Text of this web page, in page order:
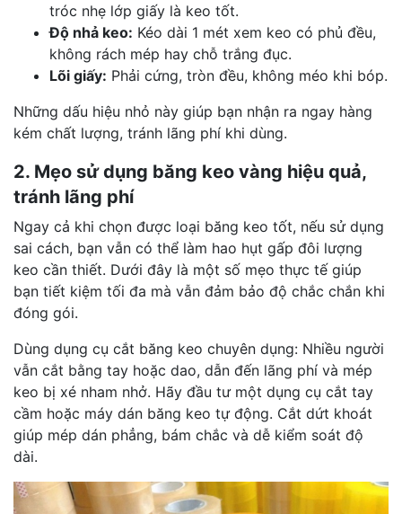
tróc nhẹ lớp giấy là keo tốt.
Độ nhả keo: Kéo dài 1 mét xem keo có phủ đều,
không rách mép hay chỗ trắng đục.
Lõi giấy: Phải cứng, tròn đều, không méo khi bóp.
Những dấu hiệu nhỏ này giúp bạn nhận ra ngay hàng
kém chất lượng, tránh lãng phí khi dùng.
2. Mẹo sử dụng băng keo vàng hiệu quả,
tránh lãng phí
Ngay cả khi chọn được loại băng keo tốt, nếu sử dụng
sai cách, bạn vẫn có thể làm hao hụt gấp đôi lượng
keo cần thiết. Dưới đây là một số mẹo thực tế giúp
bạn tiết kiệm tối đa mà vẫn đảm bảo độ chắc chắn khi
đóng gói.
Dùng dụng cụ cắt băng keo chuyên dụng: Nhiều người
vẫn cắt bằng tay hoặc dao, dẫn đến lãng phí và mép
keo bị xé nham nhở. Hãy đầu tư một dụng cụ cắt tay
cầm hoặc máy dán băng keo tự động. Cắt dứt khoát
giúp mép dán phẳng, bám chắc và dễ kiểm soát độ
dài.